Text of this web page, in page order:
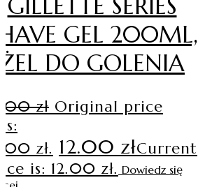
GILLETTE SERIES
GEL 200ML,
ŻEL DO GOLENIA
zł Original price
zł. 12.00 złCurrent
is: 12.00 zł. Dowiedz się